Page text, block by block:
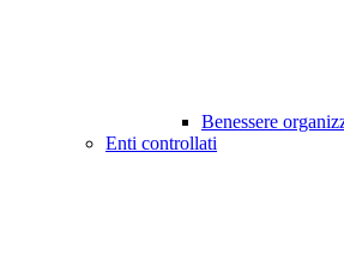
Benessere
Enti controllati